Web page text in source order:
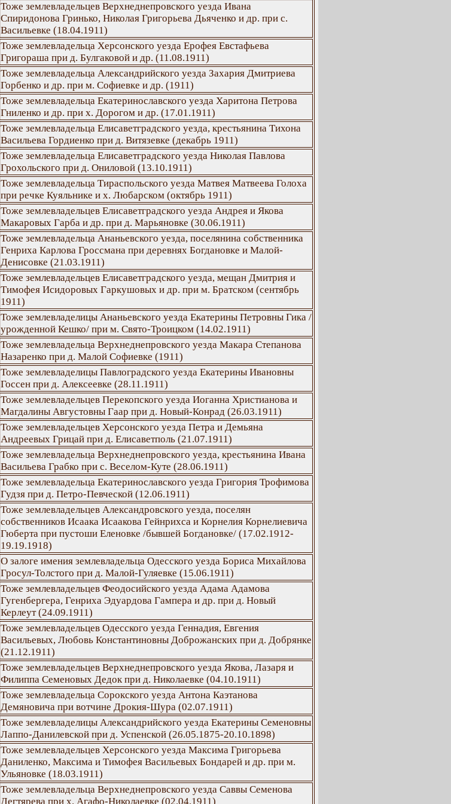
Тоже землевладельцев Верхнеднепровского уезда Ивана
Спиридонова Гринько, Николая Григорьева Дьяченко и др. при с.
Васильевке (18.04.1911)
Тоже землевладельца Херсонского уезда Ерофея Евстафьева
Григораша при д. Булгаковой и др. (11.08.1911)
Тоже землевладельца Александрийского уезда Захария Дмитриева
Горбенко и др. при м. Софиевке и др. (1911)
Тоже землевладельца Екатеринославского уезда Харитона Петрова
Гниленко и др. при х. Дорогом и др. (17.01.1911)
Тоже землевладельца Елисаветградского уезда, крестьянина Тихона
Васильева Гордиенко при д. Витязевке (декабрь 1911)
Тоже землевладельца Елисаветградского уезда Николая Павлова
Грохольского при д. Ониловой (13.10.1911)
Тоже землевладельца Тираспольского уезда Матвея Матвеева Голоха
при речке Куяльнике и х. Любарском (октябрь 1911)
Тоже землевладельцев Елисаветградского уезда Андрея и Якова
Макаровых Гарба и др. при д. Марьяновке (30.06.1911)
Тоже землевладельца Ананьевского уезда, поселянина собственника
Генриха Карлова Гроссмана при деревнях Богдановке и Малой-
Денисовке (21.03.1911)
Тоже землевладельцев Елисаветградского уезда, мещан Дмитрия и
Тимофея Исидоровых Гаркушовых и др. при м. Братском (сентябрь
1911)
Тоже землевладелицы Ананьевского уезда Екатерины Петровны Гика /
урожденной Кешко/ при м. Свято-Троицком (14.02.1911)
Тоже землевладельца Верхнеднепровского уезда Макара Степанова
Назаренко при д. Малой Софиевке (1911)
Тоже землевладелицы Павлоградского уезда Екатерины Ивановны
Госсен при д. Алексеевке (28.11.1911)
Тоже землевладельцев Перекопского уезда Иоганна Христианова и
Магдалины Августовны Гаар при д. Новый-Конрад (26.03.1911)
Тоже землевладельцев Херсонского уезда Петра и Демьяна
Андреевых Грицай при д. Елисаветполь (21.07.1911)
Тоже землевладельца Верхнеднепровского уезда, крестьянина Ивана
Васильева Грабко при с. Веселом-Куте (28.06.1911)
Тоже землевладельца Екатеринославского уезда Григория Трофимова
Гудзя при д. Петро-Певческой (12.06.1911)
Тоже землевладельцев Александровского уезда, поселян
собственников Исаака Исаакова Гейнрихса и Корнелия Корнелиевича
Гюберта при пустоши Еленовке /бывшей Богдановке/ (17.02.1912-
19.19.1918)
О залоге имения землевладельца Одесского уезда Бориса Михайлова
Гросул-Толстого при д. Малой-Гуляевке (15.06.1911)
Тоже землевладельцев Феодосийского уезда Адама Адамова
Гугенбергера, Генриха Эдуардова Гампера и др. при д. Новый
Керлеут (24.09.1911)
Тоже землевладельцев Одесского уезда Геннадия, Евгения
Васильевых, Любовь Константиновны Доброжанских при д. Добрянке
(21.12.1911)
Тоже землевладельцев Верхнеднепровского уезда Якова, Лазаря и
Филиппа Семеновых Дедок при д. Николаевке (04.10.1911)
Тоже землевладельца Сорокского уезда Антона Каэтанова
Демяновича при вотчине Дрокия-Шура (02.07.1911)
Тоже землевладелицы Александрийского уезда Екатерины Семеновны
Лаппо-Данилевской при д. Успенской (26.05.1875-20.10.1898)
Тоже землевладельцев Херсонского уезда Максима Григорьева
Даниленко, Максима и Тимофея Васильевых Бондарей и др. при м.
Ульяновке (18.03.1911)
Тоже землевладельца Верхнеднепровского уезда Саввы Семенова
Дегтярева при х. Агафо-Николаевке (02.04.1911)